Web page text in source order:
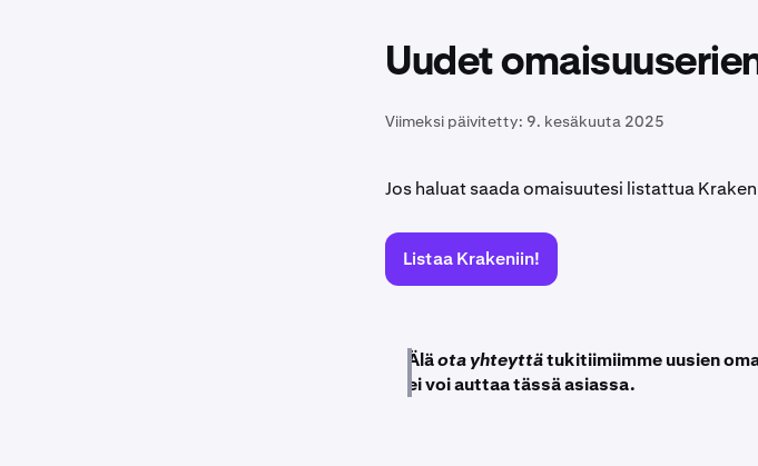
Uudet
Viimeksi päivitetty: 9. kesäkuuta 2025
Jos haluat saada omaisuutesi listattua
Listaa Krakeniin!
Äläota yhteyttätukitiimiimme uusien
ei voi auttaa tässä asiassa.